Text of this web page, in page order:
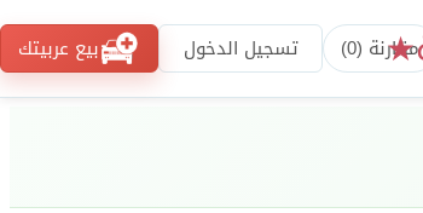
★
مقارنة (0
) تسجيل الدخول بيع عربيتك